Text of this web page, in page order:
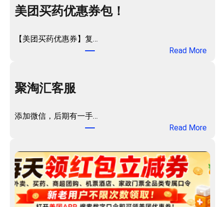
美团买药优惠券包！
【美团买药优惠券】复…
Read More：
券
！
聚淘汇客服
添加微信，后期有一手…
Read More：
淘
汇
客
服